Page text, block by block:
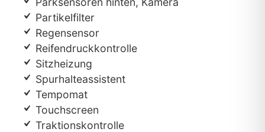
Partikelfilter
Regensensor
Reifendruckkontrolle
Sitzheizung
Spurhalteassistent
Tempomat
Touchscreen
Traktionskontrolle